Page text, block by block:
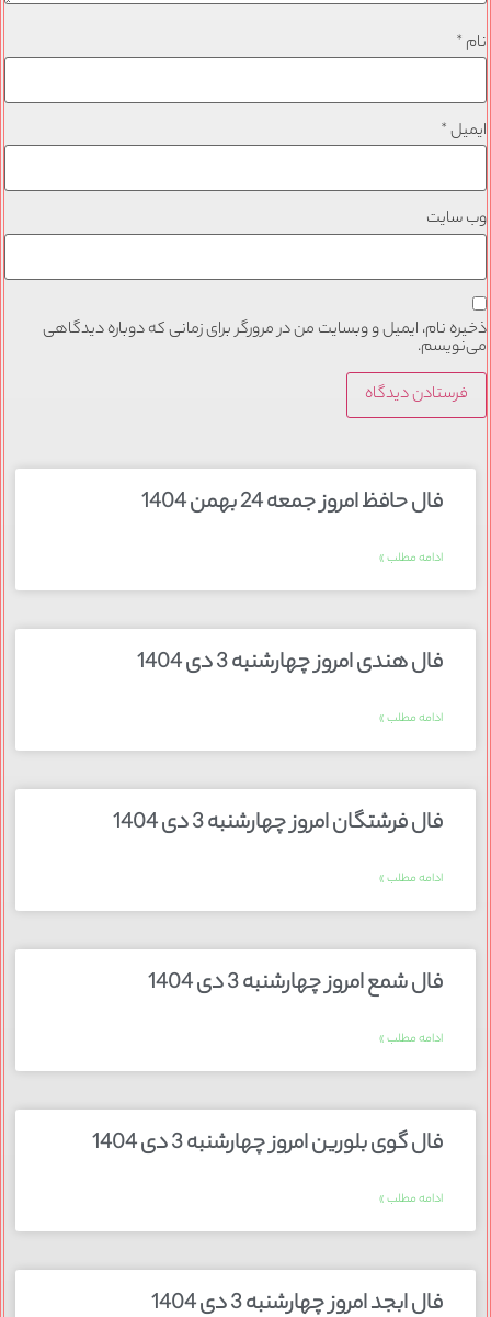
نام *
ایمیل*
وب‌ سایت
ذخیره نام، ایمیل و وبسایت من در مرورگر برای زمانی که دوباره دیدگاهی
می‌نویسم.
فال حافظ امروز جمعه 24 بهمن 1404
ادامه مطلب »
فال هندی امروز چهارشنبه 3 دی 1404
ادامه مطلب »
فال فرشتگان امروز چهارشنبه 3 دی 1404
ادامه مطلب »
فال شمع امروز چهارشنبه 3 دی 1404
ادامه مطلب »
فال گوی بلورین امروز چهارشنبه 3 دی 1404
ادامه مطلب »
فال ابجد امروز چهارشنبه 3 دی 1404